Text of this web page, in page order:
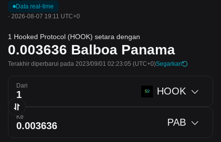
Data real-time
· 2026-08-07 19:11 UTC+0
1 Hooked Protocol (HOOK) setara dengan
0.003636 Balboa Panama
Terakhir diperbarui pada 2023/09/01 02:23:05 (UTC+0)Segarkan
Dari HOOK
Ke PAB